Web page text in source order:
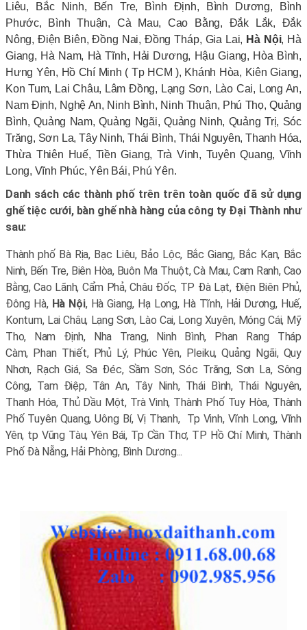
Liêu, Bắc Ninh, Bến Tre, Bình Định, Bình Dương, Bình
Phước, Bình Thuận, Cà Mau, Cao Bằng, Đắk Lắk, Đắk
Nông, Điện Biên, Đồng Nai, Đồng Tháp, Gia Lai, Hà Nội, Hà
Giang, Hà Nam, Hà Tĩnh, Hải Dương, Hậu Giang, Hòa Bình,
Hưng Yên, Hồ Chí Minh ( Tp HCM ), Khánh Hòa, Kiên Giang,
Kon Tum, Lai Châu, Lâm Đồng, Lạng Sơn, Lào Cai, Long An,
Nam Định, Nghệ An, Ninh Bình, Ninh Thuận, Phú Thọ, Quảng
Bình, Quảng Nam, Quảng Ngãi, Quảng Ninh, Quảng Trị, Sóc
Trăng, Sơn La, Tây Ninh, Thái Bình, Thái Nguyên, Thanh Hóa,
Thừa Thiên Huế, Tiền Giang, Trà Vinh, Tuyên Quang, Vĩnh
Long, Vĩnh Phúc, Yên Bái, Phú Yên.
Danh sách các thành phố trên trên toàn quốc đã sử dụng
ghế tiệc cưới, bàn ghế nhà hàng của công ty Đại Thành như
sau:
Thành phố Bà Rịa, Bạc Liêu, Bảo Lộc, Bắc Giang, Bắc Kạn, Bắc
Ninh, Bến Tre, Biên Hòa, Buôn Ma Thuột, Cà Mau, Cam Ranh, Cao
Bằng, Cao Lãnh, Cẩm Phả, Châu Đốc, TP Đà Lạt, Điện Biên Phủ,
Đông Hà, Hà Nội, Hà Giang, Hạ Long, Hà Tĩnh, Hải Dương, Huế,
Kontum, Lai Châu, Lạng Sơn, Lào Cai, Long Xuyên, Móng Cái, Mỹ
Tho, Nam Định, Nha Trang, Ninh Bình, Phan Rang Tháp
Càm, Phan Thiết, Phủ Lý, Phúc Yên, Pleiku, Quảng Ngãi, Quy
Nhơn, Rạch Giá, Sa Đéc, Sầm Sơn, Sóc Trăng, Sơn La, Sông
Công, Tam Điệp, Tân An, Tây Ninh, Thái Bình, Thái Nguyên,
Thanh Hóa, Thủ Dầu Một, Trà Vinh, Thành Phố Tuy Hòa, Thành
Phố Tuyên Quang, Uông Bí, Vị Thanh, Tp Vinh, Vĩnh Long, Vĩnh
Yên, tp Vũng Tàu, Yên Bái, Tp Cần Thơ, TP Hồ Chí Minh, Thành
Phố Đà Nẵng, Hải Phòng, Bình Dương...